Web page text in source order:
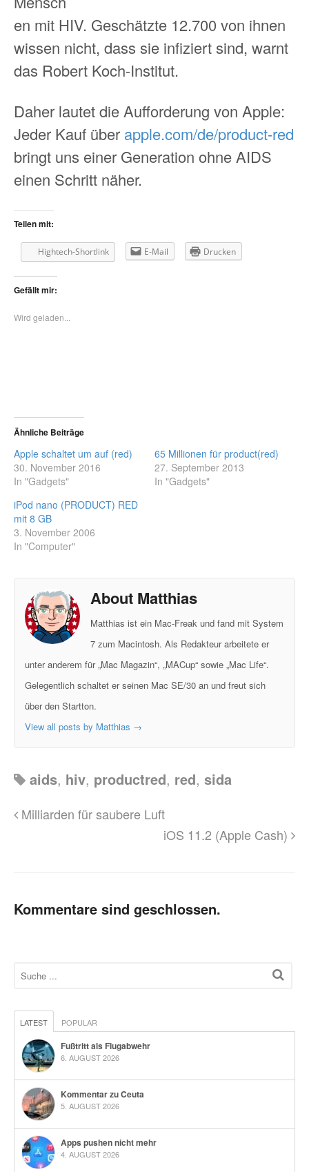
en mit HIV. Geschätzte 12.700 von ihnen
wissen nicht, dass sie infiziert sind, warnt
das Robert Koch-Institut.
Daher lautet die Aufforderung von Apple:
Jeder Kauf über apple.com/de/product-red
bringt uns einer Generation ohne AIDS
einen Schritt näher.
Teilen mit:
Hightech-Shortlink E-Mail Drucken
Gefällt mir:
Wird geladen...
Ähnliche Beiträge
Apple schaltet um auf (red)
30. November 2016
In "Gadgets"
65 Millionen für product(red)
27. September 2013
In "Gadgets"
iPod nano (PRODUCT) RED
mit 8 GB
3. November 2006
In "Computer"
About Matthias
Matthias ist ein Mac-Freak und fand mit System
7 zum Macintosh. Als Redakteur arbeitete er
unter anderem für „Mac Magazin“, „MACup“ sowie „Mac Life“.
Gelegentlich schaltet er seinen Mac SE/30 an und freut sich
über den Startton.
View all posts by Matthias →
aids, hiv, productred, red, sida
Milliarden für saubere Luft
iOS 11.2 (Apple Cash)
Kommentare sind geschlossen.
LATEST POPULAR
Fußtritt als Flugabwehr
6. AUGUST 2026
Kommentar zu Ceuta
5. AUGUST 2026
Apps pushen nicht mehr
4. AUGUST 2026